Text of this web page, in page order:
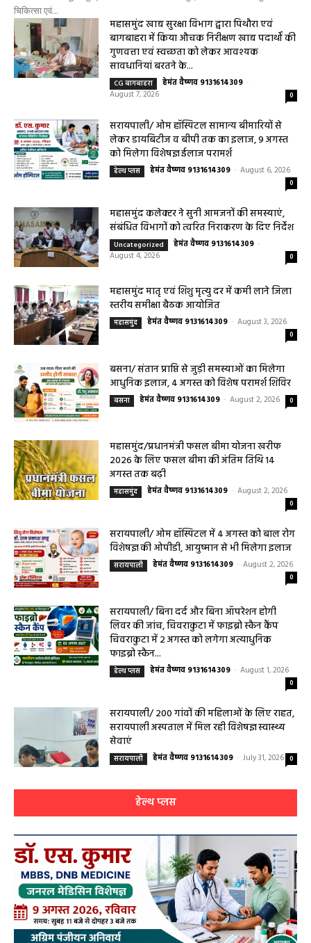
हेमंत वैष्णव 9131614309 - August 7, 2026
महासमुंद राष्ट्रीय तंबाकू नियंत्रण कार्यक्रम के तहत जागरूकता कार्यशाला आयोजित
विद्यार्थियों को तंबाकू के दुष्प्रभावों की दी जानकारी महासमुंद, 07 अगस्त 2026/ मुख्य
चिकित्सा एवं...
महासमुंद खाद्य सुरक्षा विभाग द्वारा पिथौरा एवं
बागबाहरा में किया औचक निरीक्षण खाद्य पदार्थों की
गुणवत्ता एवं स्वच्छता को लेकर आवश्यक
सावधानियां बरतने के...
CG बागबाहरा हेमंत वैष्णव 9131614309
August 7, 2026
लेकर डायबिटीज व बीपी तक का इलाज, 9 अगस्त
को मिलेगा विशेषज्ञ ईलाज परामर्श
हेल्थ प्लस हेमंत वैष्णव 9131614309 - August 6, 2026
0
महासमुंद कलेक्टर ने सुनी आमजनों की समस्याएं,
संबंधित विभागों को त्वरित निराकरण के दिए निर्देश
हेमंत वैष्णव 9131614309
August 4, 2026
महासमुंद मातृ एवं शिशु मृत्यु दर में कमी लाने जिला
स्तरीय समीक्षा बैठक आयोजित
महासमुंद हेमंत वैष्णव 9131614309 - August 3, 2026
0
बसना/ संतान प्राप्ति से जुड़ी समस्याओं का मिलेगा
आधुनिक इलाज, 4 अगस्त को विशेष परामर्श शिविर
बसना हेमंत वैष्णव 9131614309
2026 के लिए फसल बीमा की अंतिम तिथि 14
अगस्त तक बढ़ी
महासमुंद हेमंत वैष्णव 9131614309 - August 2, 2026
0
सरायपाली/ ओम हॉस्पिटल में 4 अगस्त को बाल रोग
विशेषज्ञ की ओपीडी, आयुष्मान से भी मिलेगा इलाज
सरायपाली हेमंत वैष्णव 9131614309 - August 2, 2026
सरायपाली/ बिना दर्द और बिना ऑपरेशन होगी
चिवराकुटा में 2 अगस्त को लगेगा अत्याधुनिक
फाइब्रो स्कैन...
हेल्थ प्लस
0
सरायपाली अस्पताल में मिल रही विशेषज्ञ स्वास्थ्य
हेल्थ प्लस